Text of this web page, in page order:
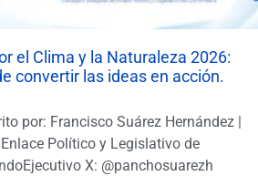
el Clima y la Naturaleza 2026:
convertir las ideas en acción.
por: Francisco Suárez Hernández |
Político y Legislativo de
X: @panchosuarezh